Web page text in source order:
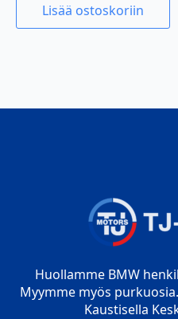
Lisää ostoskoriin
Huollamme BMW
Myymme myös
Kaustisella